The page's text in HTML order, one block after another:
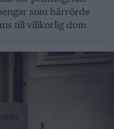
som härrörde
till villkorlig dom